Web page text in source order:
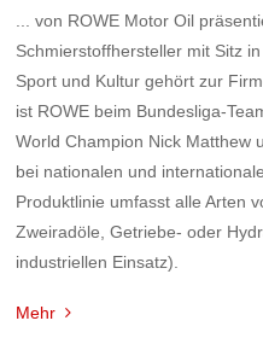
... von ROWE Motor Oil
Schmierstoffhersteller mit Sitz
Sport und Kultur gehört zur
ist ROWE beim Bundesliga-
World Champion Nick Matthew
bei nationalen und
Produktlinie umfasst alle Arten
Zweiradöle, Getriebe- oder
industriellen Einsatz).
Mehr